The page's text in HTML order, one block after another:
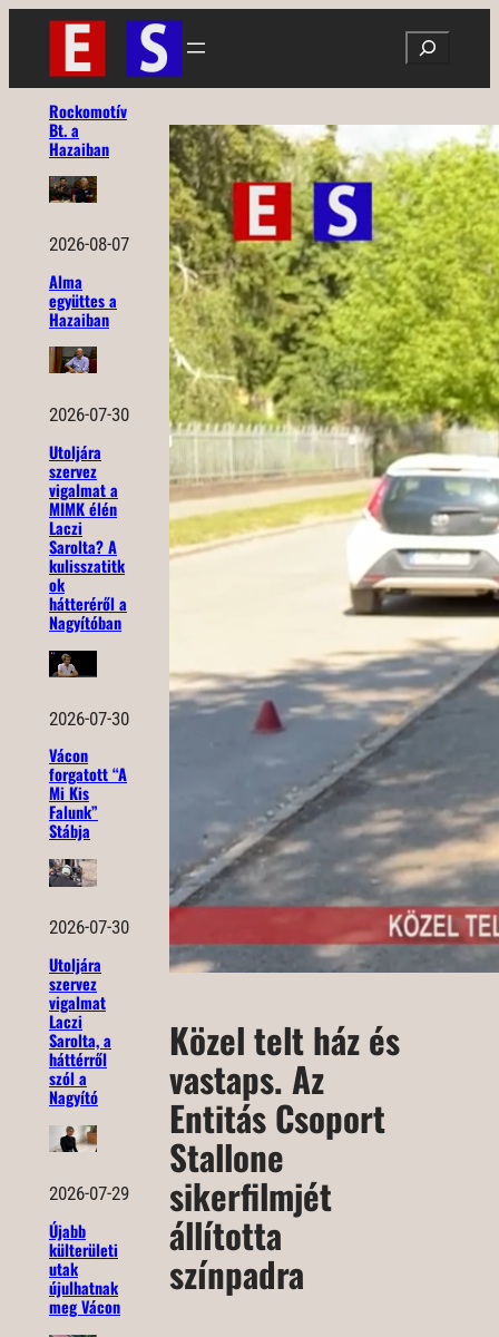
Ugrás
tartalomhoz
Search
Rockomotív
Bt. a
Hazaiban
2026-08-07
Alma
együttes a
Hazaiban
2026-07-30
Utoljára
szervez
vigalmat a
MIMK élén
Laczi
Sarolta? A
kulisszatitk
ok
hátteréről a
Nagyítóban
2026-07-30
Vácon
forgatott “A
Mi Kis
Falunk”
Stábja
2026-07-30
Utoljára
szervez
vigalmat
Laczi
Sarolta, a
háttérről
szól a
Nagyító
2026-07-29
Újabb
külterületi
utak
újulhatnak
meg Vácon
Közel telt ház és
vastaps. Az
Entitás Csoport
Stallone
sikerfilmjét
állította
színpadra